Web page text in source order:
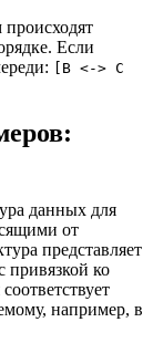
Если
[B <-> C
данных для
от
представляет
привязкой ко
например, в